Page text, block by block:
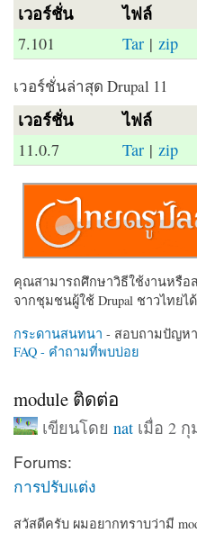
เวอร์ชั่น ไฟล์
7.101 Tar |zip
เวอร์ชั่นล่าสุด Drupal 11
เวอร์ชั่น ไฟล์
11.0.7 Tar | zip
คุณสามารถศึกษาวิธีใช้งานหรือ
จากชุมชนผู้ใช้ Drupal ชาวไทยไ
กระดานสนทนา - สอบถามปัญหา
FAQ - คำถามที่พบบ่อย
module ติดต่อ
เขียนโดย natเมื่อ 2 กุ
Forums:
การปรับแต่ง
สวัสดีครับ ผมอยากทราบว่ามี